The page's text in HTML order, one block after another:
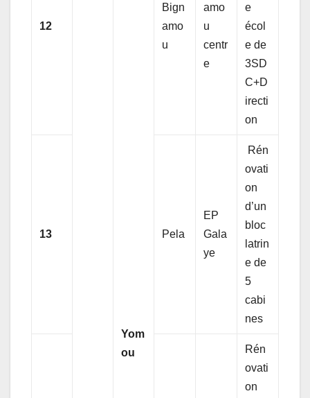
12
Yom
ou
Bign
amo
u
amo
u
centr
e
e
écol
e de
3SD
C+D
irecti
on
13 Pela
EP
Gala
ye
Rén
ovati
on
d’un
bloc
latrin
e de
5
cabi
nes
Rén
ovati
on